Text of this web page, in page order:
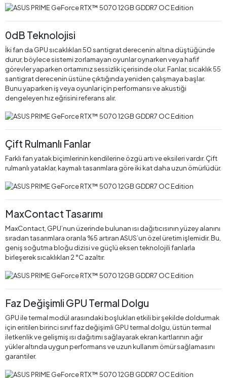
0dB Teknolojisi
İki fan da GPU sıcaklıkları 50 santigrat derecenin altına düştüğünde
durur, böylece sistemi zorlamayan oyunlar oynarken veya hafif
görevler yaparken ortamınız sessizlik içerisinde olur. Fanlar, sıcaklık 55
santigrat derecenin üstüne çıktığında yeniden çalışmaya başlar.
Bunu yaparken iş veya oyunlar için performansı ve akustiği
dengeleyen hız eğrisini referans alır.
Çift Rulmanlı Fanlar
Farklı fan yatak biçimlerinin kendilerine özgü artı ve eksileri vardır. Çift
rulmanlı yataklar, kaymalı tasarımlara göre iki kat daha uzun ömürlüdür.
MaxContact Tasarımı
MaxContact, GPU’nun üzerinde bulunan ısı dağıtıcısının yüzey alanını
sıradan tasarımlara oranla %5 artıran ASUS’un özel üretim işlemidir. Bu,
geniş soğutma bloğu dizisi ve güçlü eksen teknolojili fanlarla
birleşerek sıcaklıkları 2 °C azaltır.
Faz Değişimli GPU Termal Dolgu
GPU ile termal modül arasındaki boşlukları etkili bir şekilde doldurmak
için eritilen birinci sınıf faz değişimli GPU termal dolgu, üstün termal
iletkenlik ve gelişmiş ısı dağıtımı sağlayarak ekran kartlarının ağır
yükler altında uygun performans ve uzun kullanım ömür sağlamasını
garantiler.